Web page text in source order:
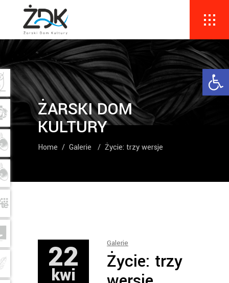
ŻARSKI DOM
KULTURY
Home / Galerie / Życie: trzy wersje
22
kwi
Galerie
Życie: trzy